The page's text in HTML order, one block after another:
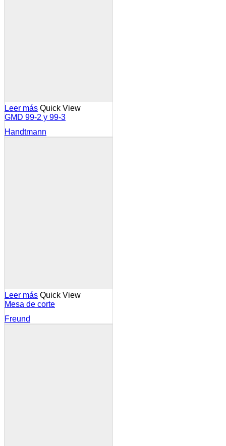
Leer más Quick View
GMD 99-2 y 99-3
Handtmann
Leer más Quick View
Mesa de corte
Freund